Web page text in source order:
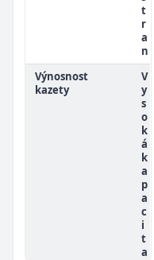
t
r
a
n
Výnosnost
kazety
V
y
s
o
k
á
k
a
p
a
c
i
t
a